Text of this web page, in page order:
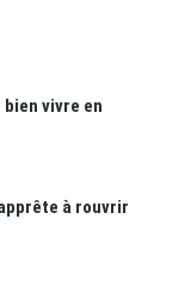
vivre en
à rouvrir